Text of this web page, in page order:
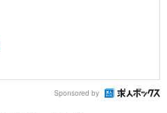
Sponsored by